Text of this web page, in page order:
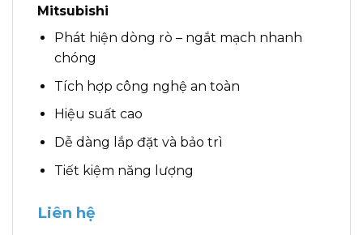
Mitsubishi
Phát hiện dòng rò – ngắt mạch nhanh
chóng
Tích hợp công nghệ an toàn
Hiệu suất cao
Dễ dàng lắp đặt và bảo trì
Tiết kiệm năng lượng
Liên hệ